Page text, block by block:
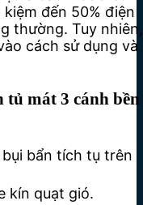
đến 50% điện
thường. Tuy nhiên,
cách sử dụng và
tủ mát 3 cánh bền
bẩn tích tụ trên
kín quạt gió.